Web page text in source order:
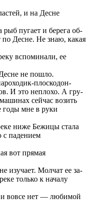
и на Десне
рыб пугает и берега об-
по Десне. Не знаю, какая
вспоминали, ее
не пошло.
плоскодон-
И это неплохо. А гру-
сейчас возить
годы мне в руки
ниже Бежицы стала
с падением
вот прямая
изучает. Молчат ее за-
только к началу
и вовсе нет — любимой